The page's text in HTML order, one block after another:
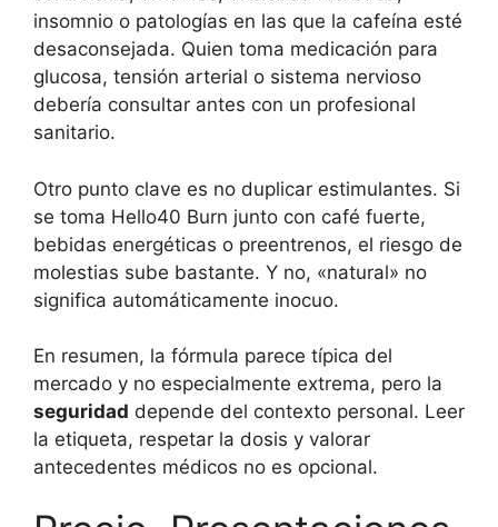
insomnio o patologías en las que la cafeína esté
desaconsejada. Quien toma medicación para
glucosa, tensión arterial o sistema nervioso
debería consultar antes con un profesional
sanitario.
Otro punto clave es no duplicar estimulantes. Si
se toma Hello40 Burn junto con café fuerte,
bebidas energéticas o preentrenos, el riesgo de
molestias sube bastante. Y no, «natural» no
significa automáticamente inocuo.
En resumen, la fórmula parece típica del
mercado y no especialmente extrema, pero la
seguridad depende del contexto personal. Leer
la etiqueta, respetar la dosis y valorar
antecedentes médicos no es opcional.